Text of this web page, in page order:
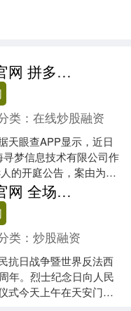
银华配资官网 拼多多作为被告/被上诉人的2起涉及著作权权属、侵权纠纷的诉讼将于2025年8月5日开庭
类：在线炒股融资
天眼查APP显示，近日
梦信息技术有限公司作
的开庭公告，案由为著
纠纷，开庭日期为2025
银华配资官网 全场肃立 向为中国人民解放事业和共和国建设事业英勇献身的烈士默哀
类：炒股融资
抗日战争暨世界反法西
年。烈士纪念日向人民
式今天上午在天安门广